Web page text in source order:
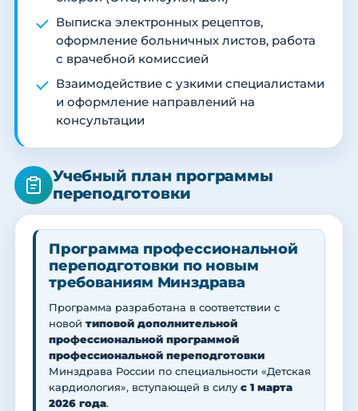
Выписка электронных рецептов,
оформление больничных листов, работа
с врачебной комиссией
Взаимодействие с узкими специалистами
и оформление направлений на
консультации
Учебный план программы
переподготовки
Программа профессиональной
переподготовки по новым
требованиям Минздрава
Программа разработана в соответствии с
новой типовой дополнительной
профессиональной программой
профессиональной переподготовки
Минздрава России по специальности «Детская
кардиология», вступающей в силус 1 марта
2026 года.